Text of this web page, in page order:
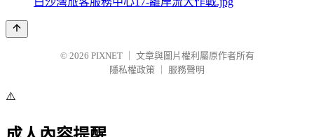
© 2026 PIXNET
文章與圖片權利屬原作者所有
隱私權政策
服務聲明
⚠️